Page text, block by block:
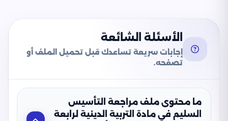
الأسئلة الشائعة
إجابات سريعة تساعدك قبل تحميل الملف أو
تصفحه.
ما محتوى ملف مراجعة التأسيس
السليم في مادة التربية الدينية لرابعة